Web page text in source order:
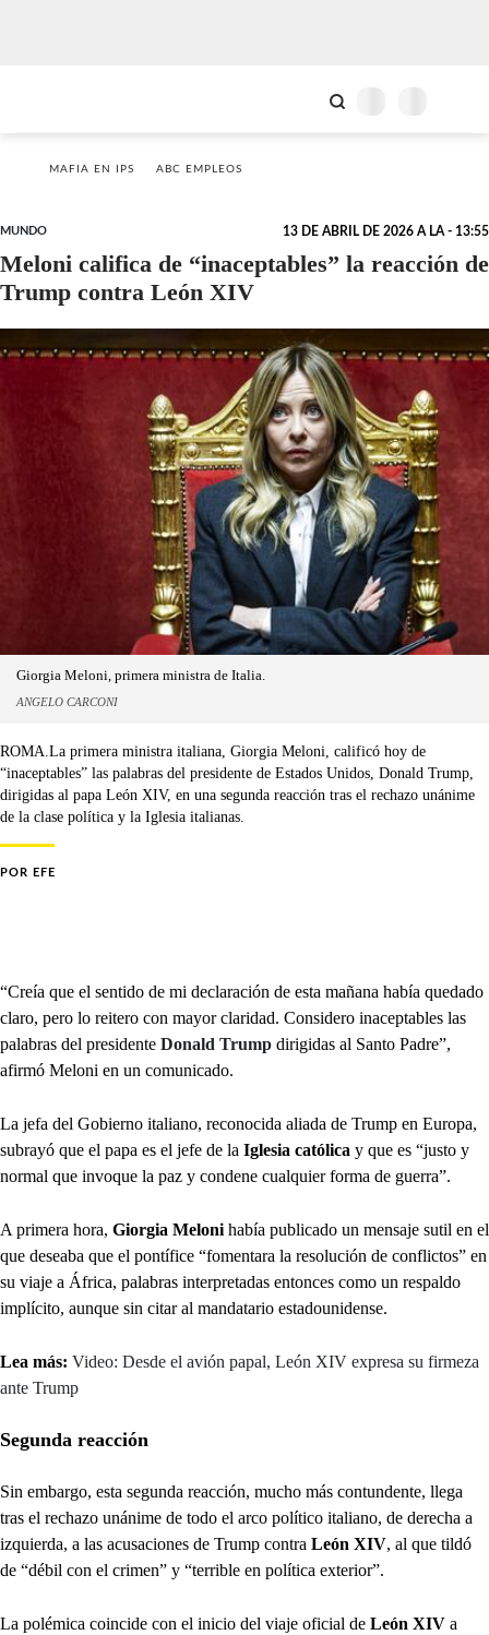
MAFIA EN IPS ABC EMPLEOS
MUNDO 13 DE ABRIL DE 2026 A LA - 13:55
Meloni califica de “inaceptables” la reacción de
Trump contra León XIV
Giorgia Meloni, primera ministra de Italia.
ANGELO CARCONI
ROMA.La primera ministra italiana, Giorgia Meloni, calificó hoy de
“inaceptables” las palabras del presidente de Estados Unidos, Donald Trump,
dirigidas al papa León XIV, en una segunda reacción tras el rechazo unánime
de la clase política y la Iglesia italianas.
POR EFE
“Creía que el sentido de mi declaración de esta mañana había quedado
claro, pero lo reitero con mayor claridad. Considero inaceptables las
palabras del presidente Donald Trump dirigidas al Santo Padre”,
afirmó Meloni en un comunicado.
La jefa del Gobierno italiano, reconocida aliada de Trump en Europa,
subrayó que el papa es el jefe de la Iglesia católica y que es “justo y
normal que invoque la paz y condene cualquier forma de guerra”.
A primera hora, Giorgia Meloni había publicado un mensaje sutil en el
que deseaba que el pontífice “fomentara la resolución de conflictos” en
su viaje a África, palabras interpretadas entonces como un respaldo
implícito, aunque sin citar al mandatario estadounidense.
Lea más: Video: Desde el avión papal, León XIV expresa su firmeza
ante Trump
Segunda reacción
Sin embargo, esta segunda reacción, mucho más contundente, llega
tras el rechazo unánime de todo el arco político italiano, de derecha a
izquierda, a las acusaciones de Trump contra León XIV, al que tildó
de “débil con el crimen” y “terrible en política exterior”.
La polémica coincide con el inicio del viaje oficial de León XIV a